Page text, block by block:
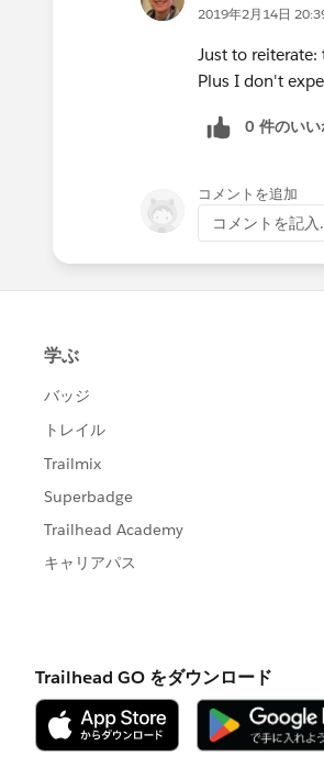
2019年2月14日
Just to reiterate:
Plus I don't
0 件のいい
コメントを追加
コメントを記入